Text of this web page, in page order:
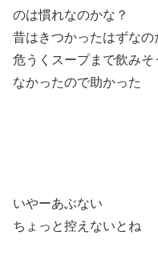
のは慣れなのかな？
昔はきつかったはずなの
危うくスープまで飲み
なかったので助かった
いやーあぶない
ちょっと控えないとね